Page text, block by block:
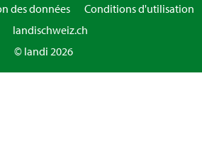
des données
Conditions d'utilisation
landischweiz.ch
© landi 2026